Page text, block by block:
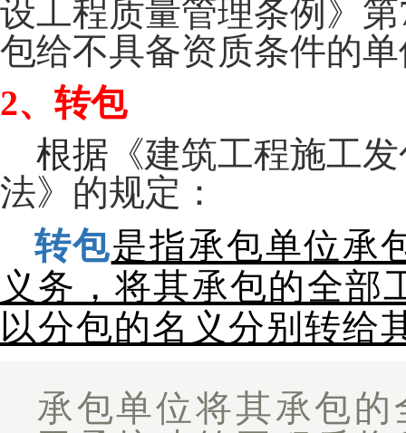
设工程质量管理条例》
包给不具备资质条件的
2、转包
根据 《建筑工程施工
法》的规定：
转包是指承包单位承
义务，将其承包的全部
以分包的名义分别转给
承包单位将其承包